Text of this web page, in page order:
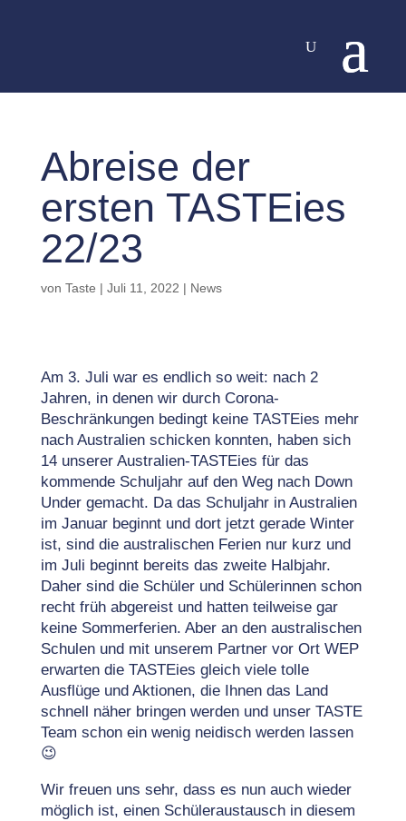
Abreise der
ersten TASTEies
22/23
von Taste | Juli 11, 2022 | News
Am 3. Juli war es endlich so weit: nach 2
Jahren, in denen wir durch Corona-
Beschränkungen bedingt keine TASTEies mehr
nach Australien schicken konnten, haben sich
14 unserer Australien-TASTEies für das
kommende Schuljahr auf den Weg nach Down
Under gemacht. Da das Schuljahr in Australien
im Januar beginnt und dort jetzt gerade Winter
ist, sind die australischen Ferien nur kurz und
im Juli beginnt bereits das zweite Halbjahr.
Daher sind die Schüler und Schülerinnen schon
recht früh abgereist und hatten teilweise gar
keine Sommerferien. Aber an den australischen
Schulen und mit unserem Partner vor Ort WEP
erwarten die TASTEies gleich viele tolle
Ausflüge und Aktionen, die Ihnen das Land
schnell näher bringen werden und unser TASTE
Team schon ein wenig neidisch werden lassen
😉
Wir freuen uns sehr, dass es nun auch wieder
möglich ist, einen Schüleraustausch in diesem